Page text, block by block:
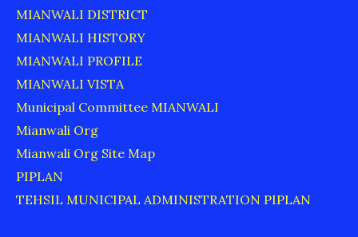
MIANWALI DISTRICT
MIANWALI HISTORY
MIANWALI PROFILE
MIANWALI VISTA
Municipal Committee MIANWALI
Mianwali Org
Mianwali Org Site Map
PIPLAN
TEHSIL MUNICIPAL ADMINISTRATION PIPLAN